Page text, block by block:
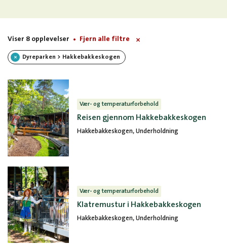
Viser 8 opplevelser Fjern alle filtre
Dyreparken > Hakkebakkeskogen
Vær- og temperaturforbehold
Reisen gjennom Hakkebakkeskogen
Hakkebakkeskogen, Underholdning
Vær- og temperaturforbehold
Klatremustur i Hakkebakkeskogen
Hakkebakkeskogen, Underholdning